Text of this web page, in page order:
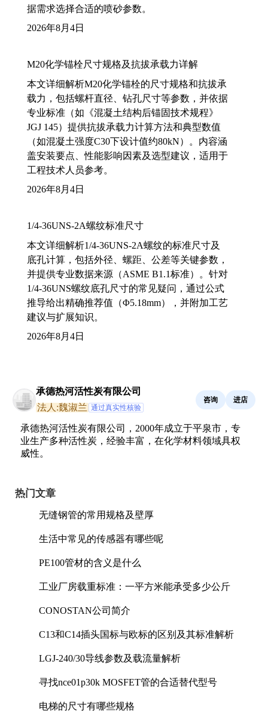
据需求选择合适的喷砂参数。
2026年8月4日
M20化学锚栓尺寸规格及抗拔承载力详解
本文详细解析M20化学锚栓的尺寸规格和抗拔承
载力，包括螺杆直径、钻孔尺寸等参数，并依据
专业标准（如《混凝土结构后锚固技术规程》
JGJ 145）提供抗拔承载力计算方法和典型数值
（如混凝土强度C30下设计值约80kN）。内容涵
盖安装要点、性能影响因素及选型建议，适用于
工程技术人员参考。
2026年8月4日
1/4-36UNS-2A螺纹标准尺寸
本文详细解析1/4-36UNS-2A螺纹的标准尺寸及
底孔计算，包括外径、螺距、公差等关键参数，
并提供专业数据来源（ASME B1.1标准）。针对
1/4-36UNS螺纹底孔尺寸的常见疑问，通过公式
推导给出精确推荐值（Φ5.18mm），并附加工艺
建议与扩展知识。
2026年8月4日
承德热河活性炭有限公司
法人:魏淑兰 通过真实性核验
咨询 进店
承德热河活性炭有限公司，2000年成立于平泉市，专
业生产多种活性炭，经验丰富，在化学材料领域具权
威性。
热门文章
无缝钢管的常用规格及壁厚
生活中常见的传感器有哪些呢
PE100管材的含义是什么
工业厂房载重标准：一平方米能承受多少公斤
CONOSTAN公司简介
C13和C14插头国标与欧标的区别及其标准解析
LGJ-240/30导线参数及载流量解析
寻找nce01p30k MOSFET管的合适替代型号
电梯的尺寸有哪些规格